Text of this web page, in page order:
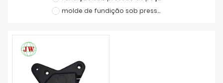
SHOW DE FÁBRICA
FALE CONOSCO
SOBRE NÓS
molde de fundição sob pressão